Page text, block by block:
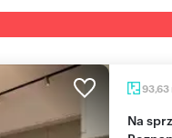
93,63
Na sprzedaż przestronne 93 m² apartament w